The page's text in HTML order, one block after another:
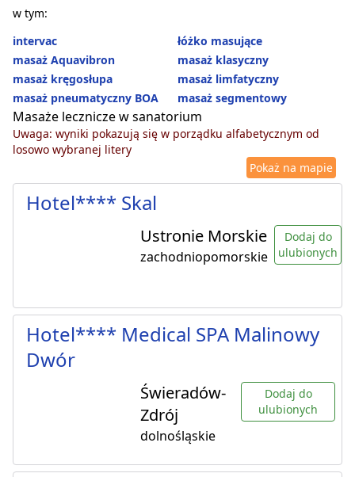
w tym:
intervac
łóżko masujące
masaż Aquavibron
masaż klasyczny
masaż kręgosłupa
masaż limfatyczny
masaż pneumatyczny BOA
masaż segmentowy
Masaże lecznicze w sanatorium
Uwaga: wyniki pokazują się w porządku alfabetycznym od
losowo wybranej litery
Pokaż na mapie
Hotel**** Skal
Ustronie Morskie
zachodniopomorskie
Dodaj do
ulubionych
Hotel**** Medical SPA Malinowy
Dwór
Świeradów-
Zdrój
dolnośląskie
Dodaj do
ulubionych